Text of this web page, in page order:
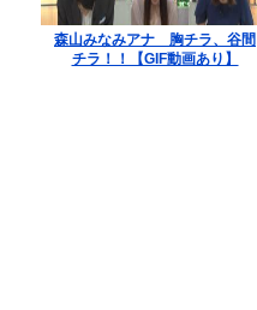
森山みなみアナ 胸チラ、谷間
チラ！！【GIF動画あり】